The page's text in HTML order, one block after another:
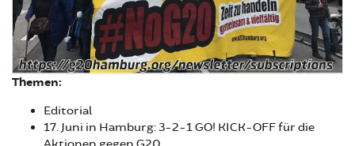
Themen:
Editorial
17. Juni in Hamburg: 3-2-1 GO! KICK-OFF für die